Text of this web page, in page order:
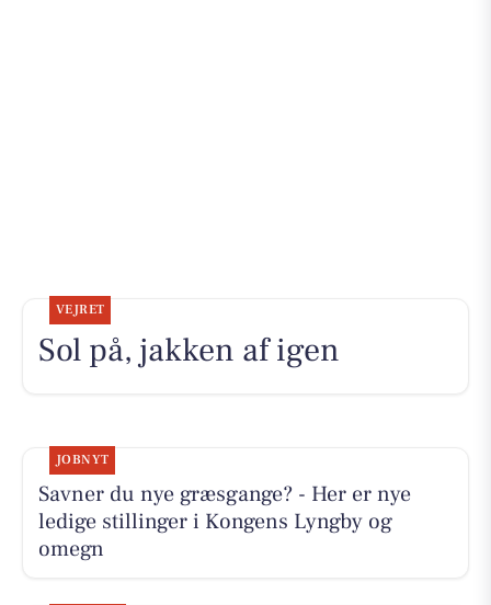
VEJRET
Sol på, jakken af igen
JOBNYT
Savner du nye græsgange? - Her er nye
ledige stillinger i Kongens Lyngby og
omegn